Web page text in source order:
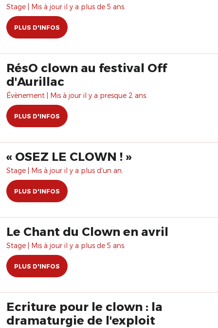
Stage | Mis à jour il y a plus de 5 ans.
PLUS D'INFOS
RésO clown au festival Off
d'Aurillac
Évènement | Mis à jour il y a presque 2 ans.
PLUS D'INFOS
« OSEZ LE CLOWN ! »
Stage | Mis à jour il y a plus d'un an.
PLUS D'INFOS
Le Chant du Clown en avril
Stage | Mis à jour il y a plus de 5 ans.
PLUS D'INFOS
Ecriture pour le clown : la
dramaturgie de l'exploit